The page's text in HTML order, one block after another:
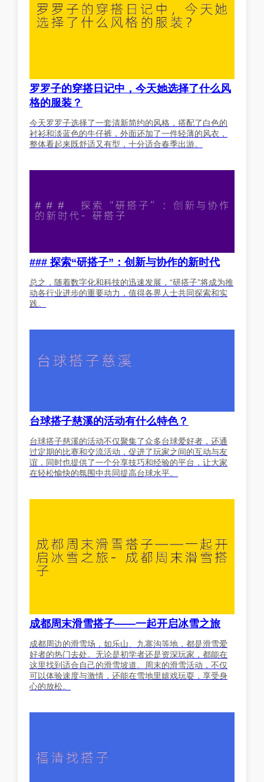
罗罗子的穿搭日记中，今天她选择了什么风
格的服装？
今天罗罗子选择了一套清新简约的风格，搭配了白色的
衬衫和淡蓝色的牛仔裤，外面还加了一件轻薄的风衣，
整体看起来既舒适又有型，十分适合春季出游。
### 探索“研搭子”：创新与协作的新时代
总之，随着数字化和科技的迅速发展，“研搭子”将成为推
动各行业进步的重要动力，值得各界人士共同探索和实
践。
台球搭子慈溪的活动有什么特色？
台球搭子慈溪的活动不仅聚集了众多台球爱好者，还通
过定期的比赛和交流活动，促进了玩家之间的互动与友
谊，同时也提供了一个分享技巧和经验的平台，让大家
在轻松愉快的氛围中共同提高台球水平。
成都周末滑雪搭子——一起开启冰雪之旅
成都周边的滑雪场，如乐山、九寨沟等地，都是滑雪爱
好者的热门去处。无论是初学者还是资深玩家，都能在
这里找到适合自己的滑雪坡道。周末的滑雪活动，不仅
可以体验速度与激情，还能在雪地里嬉戏玩耍，享受身
心的放松。